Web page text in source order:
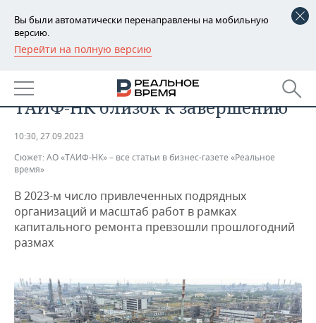
Вы были автоматически перенаправлены на мобильную
версию.
Перейти на полную версию
РЕГИОНЫ
БАШКОРТОСТАН
ТАТАРСТАН
НОВОСТИ
АНАЛИТИКА
КОРОЛИ ГОСЗАКАЗА ПФО
ВУЗЫ ТАТАРСТАНА
КОМУ ПРИНАДЛЕЖАТ
ТОРГОВЫЕ ЦЕНТРЫ
ТАТАРСТАНА
ФИНАНСЫ
БАНКИ
БЮДЖЕТ
ИНВЕСТИЦИИ
НОВОСТИ
ПРОМЫШЛЕННОСТИ
МАШИНОСТРОЕНИЕ
НЕДВИЖИМОСТЬ
НОВОСТИ НЕДВИЖИМОСТИ
АВТО
НОВОСТИ АВТО
БИЗНЕС
НОВОСТИ БИЗНЕСА
ТЕХНОЛОГИИ
Остановочный капремонт на
ТАИФ-НК близок к завершению
10:30, 27.09.2023
Сюжет: АО «ТАИФ-НК» – все статьи в бизнес-газете «Реальное
время»
В 2023-м число привлеченных подрядных
организаций и масштаб работ в рамках
капитального ремонта превзошли прошлогодний
размах